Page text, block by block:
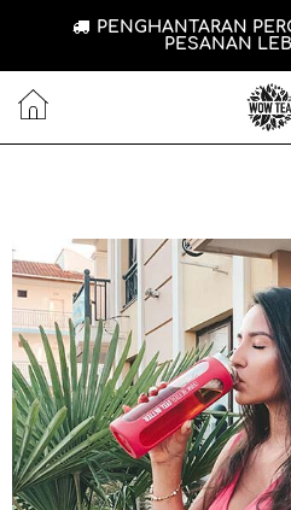
PENGHANTARAN
PESANAN